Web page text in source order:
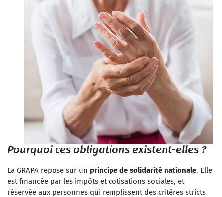
Pourquoi ces obligations existent-elles ?
La GRAPA repose sur un principe de solidarité nationale. Elle
est financée par les impôts et cotisations sociales, et
réservée aux personnes qui remplissent des critères stricts